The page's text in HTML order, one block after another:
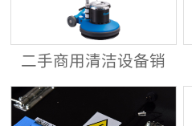
二手商用清洁设备销